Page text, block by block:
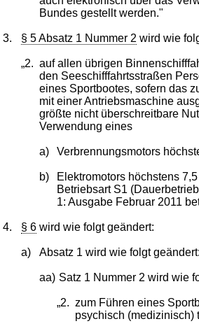
Bundes gestellt werden."
3. § 5 Absatz 1 Nummer 2 wird wie
„2. auf allen übrigen
den Seeschifffahrtsstraßen
eines Sportbootes, sofern das
mit einer Antriebsmaschine
größte nicht überschreitbare
Verwendung eines
a) Verbrennungsmotors
b)
Elektromotors höchstens
Betriebsart S1
1: Ausgabe Februar 2011
4. § 6 wird wie folgt geändert:
a) Absatz 1 wird wie folgt geändert:
aa) Satz 1 Nummer 2 wird wie
„2. zum Führen eines
psychisch (medizinisch)